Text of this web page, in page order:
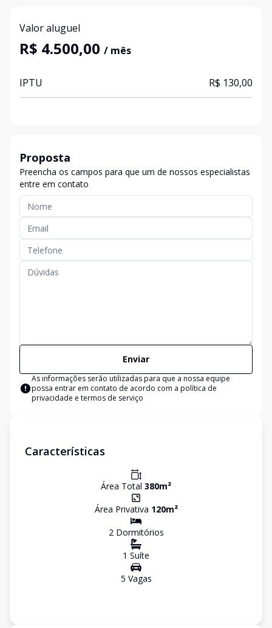
Valor aluguel
R$ 4.500,00 / mês
IPTU R$ 130,00
Proposta
Preencha os campos para que um de nossos especialistas
entre em contato
Enviar
As informações serão utilizadas para que a nossa equipe
possa entrar em contato de acordo com a política de
privacidade e termos de serviço
Características
Área Total 380m²
Área Privativa 120m²
2Dormitórios
1 Suíte
5 Vagas